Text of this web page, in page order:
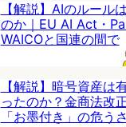
【解説】AIのルール
のか｜EU AI Act・
WAICOと国連の間で
【解説】暗号資産は
ったのか？金商法改
「お墨付き」の危うさ